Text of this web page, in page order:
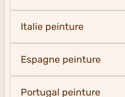
Italie peinture
Espagne peinture
Portugal peinture